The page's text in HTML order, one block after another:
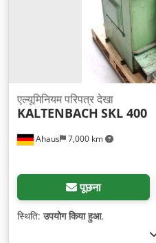
Ahaus 7,000 km
एल्यूमिनियम परिपत्र देखा
KALTENBACH SKL 400
पूछना
स्थिति:उपयोग किया हुआ,